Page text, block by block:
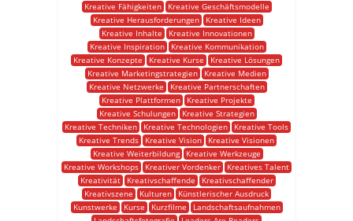
Kreative Fähigkeiten
Kreative Geschäftsmodelle
Kreative Herausforderungen
Kreative Ideen
Kreative Inhalte
Kreative Innovationen
Kreative Inspiration
Kreative Kommunikation
Kreative Konzepte
Kreative Kurse
Kreative Lösungen
Kreative Marketingstrategien
Kreative Medien
Kreative Netzwerke
Kreative Partnerschaften
Kreative Plattformen
Kreative Projekte
Kreative Schulungen
Kreative Strategien
Kreative Techniken
Kreative Technologien
Kreative Tools
Kreative Trends
Kreative Vision
Kreative Visionen
Kreative Weiterbildung
Kreative Werkzeuge
Kreative Workshops
Kreativer Vordenker
Kreatives Talent
Kreativität
Kreativschaffende
Kreativschaffender
Kreativszene
Kulturen
Künstlerischer Ausdruck
Kunstwerke
Kurse Kurzfilme
Landschaftsaufnahmen